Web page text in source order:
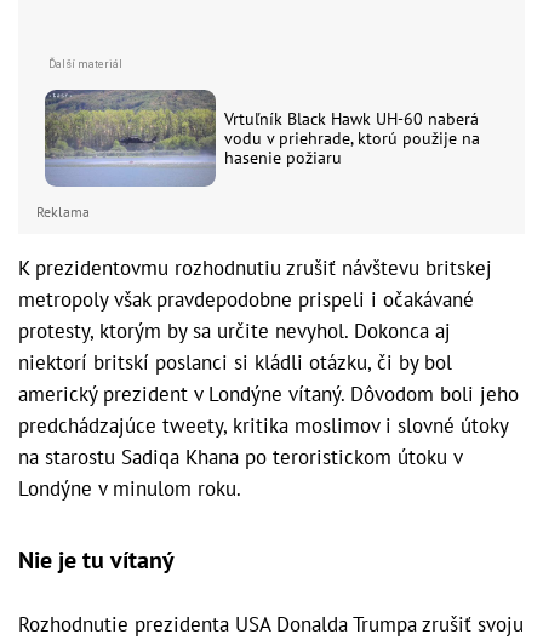
Vrtuľník Black Hawk UH-60 naberá
vodu v priehrade, ktorú použije na
hasenie požiaru
Reklama
K prezidentovmu rozhodnutiu zrušiť návštevu britskej
metropoly však pravdepodobne prispeli i očakávané
protesty, ktorým by sa určite nevyhol. Dokonca aj
niektorí britskí poslanci si kládli otázku, či by bol
americký prezident v Londýne vítaný. Dôvodom boli jeho
predchádzajúce tweety, kritika moslimov i slovné útoky
na starostu Sadiqa Khana po teroristickom útoku v
Londýne v minulom roku.
Nie je tu vítaný
Rozhodnutie prezidenta USA Donalda Trumpa zrušiť svoju